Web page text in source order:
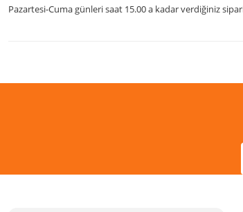
Pazartesi-Cuma günleri saat 15.00 a kadar verdiğiniz
Görüş ve önerileriniz için teşekkür ederiz.